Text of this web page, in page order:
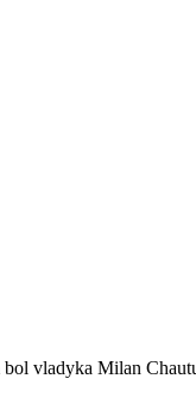
vladyka Milan